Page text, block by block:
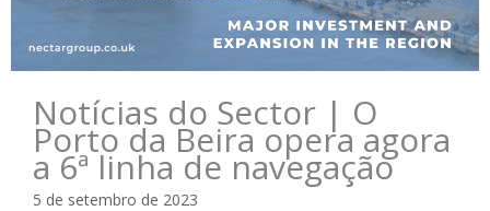
Notícias do Sector | O
Porto da Beira opera agora
a 6ª linha de navegação
5 de setembro de 2023